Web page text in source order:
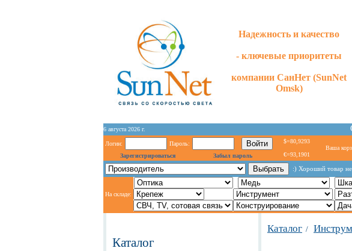
Надежность и качество
- ключевые приоритеты
компании СанНет (SunNet
Omsk)
6 августа 2026 г.
Логин:
Пароль:
Зарегистрироваться
Забыл пароль
$=80,9293
€=93,1901
Ваша
:) Хороший товар
На складе:
Каталог
Каталог /